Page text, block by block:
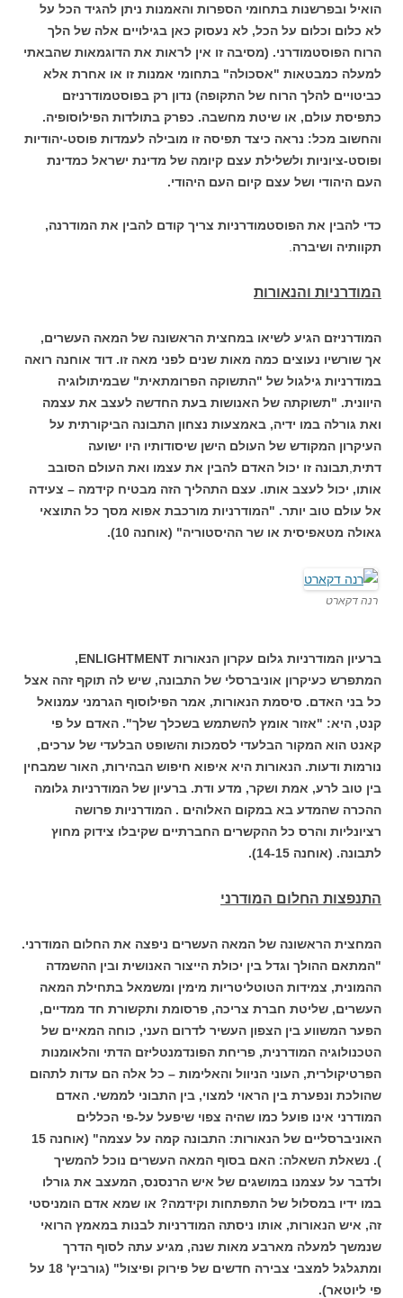
הואיל ובפרשנות בתחומי הספרות והאמנות ניתן להגיד הכל על
לא כלום וכלום על הכל, לא נעסוק כאן בגילויים אלה של הלך
הרוח הפוסטמודרני. (מסיבה זו אין לראות את הדוגמאות שהבאתי
למעלה כמבטאות "אסכולה" בתחומי אמנות זו או אחרת אלא
כביטויים להלך הרוח של התקופה) נדון רק בפוסטמודרניזם
כתפיסת עולם, או שיטת מחשבה. כפרק בתולדות הפילוסופיה.
והחשוב מכל: נראה כיצד תפיסה זו מובילה לעמדות פוסט-יהודיות
ופוסט-ציוניות ולשלילת עצם קיומה של מדינת ישראל כמדינת
העם היהודי ושל עצם קיום העם היהודי.
כדי להבין את הפוסטמודרניות צריך קודם להבין את המודרנה,
תקוותיה ושיברה
המודרניות והנאורות
המודרניזם הגיע לשיאו במחצית הראשונה של המאה העשרים,
אך שורשיו נעוצים כמה מאות שנים לפני מאה זו. דוד אוחנה רואה
במודרניות גילגול של "התשוקה הפרומתאית" שבמיתולוגיה
היוונית. "תשוקתה של האנושות בעת החדשה לעצב את עצמה
ואת גורלה במו ידיה, באמצעות נצחון התבונה הביקורתית על
העיקרון המקודש של העולם הישן שיסודותיו היו ישועה
דתית תבונה זו יכול האדם להבין את עצמו ואת העולם הסובב
אותו, יכול לעצב אותו. עצם התהליך הזה מבטיח קידמה – צעידה
אל עולם טוב יותר. "המודרניות מורכבת אפוא מסך כל התוצאי
גאולה מטאפיסית או שר ההיסטוריה" (אוחנה 10).
רנה דקארט
ברעיון המודרניות גלום עקרון הנאורות ENLIGHTMENT,
המתפרש כעיקרון אוניברסלי של התבונה, שיש לה תוקף זהה אצל
כל בני האדם. סיסמת הנאורות, אמר הפילוסוף הגרמני עמנואל
קנט, היא: "אזור אומץ להשתמש בשכלך שלך". האדם על פי
קאנט הוא המקור הבלעדי לסמכות והשופט הבלעדי של ערכים,
נורמות ודעות. הנאורות היא איפוא חיפוש הבהירות, האור שמבחין
בין טוב לרע, אמת ושקר, מדע ודת. ברעיון של המודרניות גלומה
ההכרה שהמדע בא במקום האלוהים . המודרניות פרושה
רציונליות והרס כל ההקשרים החברתיים שקיבלו צידוק מחוץ
לתבונה. (אוחנה 14-15).
התנפצות החלום המודרני
המחצית הראשונה של המאה העשרים ניפצה את החלום המודרני.
"המתאם ההולך וגדל בין יכולת הייצור האנושית ובין ההשמדה
ההמונית, צמידות הטוטליטריות מימין ומשמאל בתחילת המאה
העשרים, שליטת חברת צריכה, פרסומת ותקשורת חד ממדיים,
הפער המשווע בין הצפון העשיר לדרום העני, כוחה המאיים של
הטכנולוגיה המודרנית, פריחת הפונדמנטליזם הדתי והלאומנות
הפרטיקולרית, העוני הניוול והאלימות – כל אלה הם עדות לתהום
שהולכת ונפערת בין הראוי למצוי, בין התבוני לממשי. האדם
המודרני אינו פועל כמו שהיה צפוי שיפעל על-פי הכללים
האוניברסליים של הנאורות: התבונה קמה על עצמה" (אוחנה 15
). נשאלת השאלה: האם בסוף המאה העשרים נוכל להמשיך
ולדבר על עצמנו במושגים של איש הרנסנס, המעצב את גורלו
במו ידיו במסלול של התפתחות וקידמה? או שמא אדם הומניסטי
זה, איש הנאורות, אותו ניסתה המודרניות לבנות במאמץ הרואי
שנמשך למעלה מארבע מאות שנה, מגיע עתה לסוף הדרך
ומתגלגל למצבי צבירה חדשים של פירוק ופיצול" (גורביץ' 18 על
פי ליוטאר).